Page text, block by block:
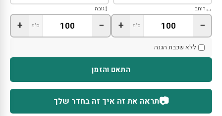
רוחב
− ס"מ +
גובה
− ס"מ +
ללא שכבת הגנה
התאם והזמן
📷תראה את זה איך זה בחדר שלך